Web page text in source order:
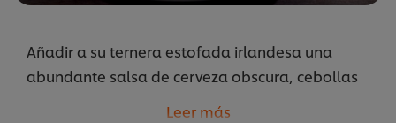
Añadir a su ternera estofada irlandesa una
abundante salsa de cerveza obscura, cebollas
Leer más